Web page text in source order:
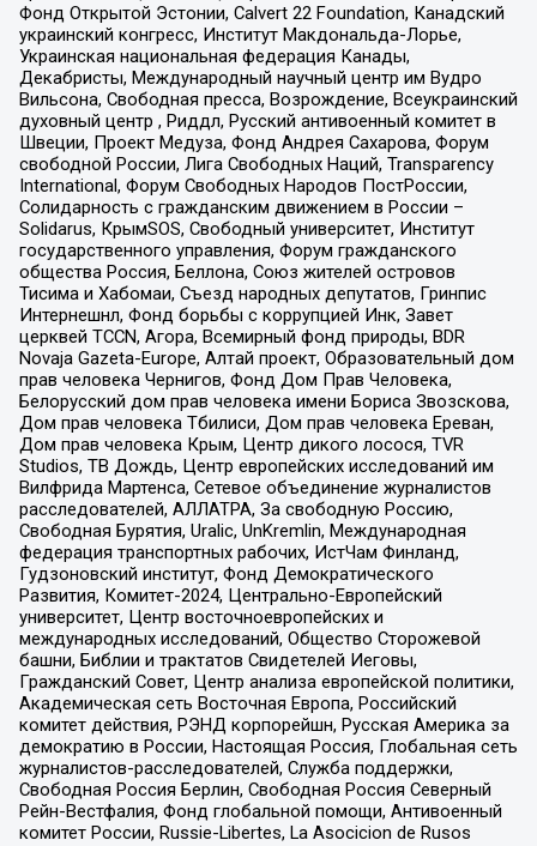
Фонд Открытой Эстонии, Calvert 22 Foundation, Канадский
украинский конгресс, Институт Макдональда-Лорье,
Украинская национальная федерация Канады,
Декабристы, Международный научный центр им Вудро
Вильсона, Свободная пресса, Возрождение, Всеукраинский
духовный центр , Риддл, Русский антивоенный комитет в
Швеции, Проект Медуза, Фонд Андрея Сахарова, Форум
свободной России, Лига Свободных Наций, Transparеncy
International, Форум Свободных Народов ПостРоссии,
Солидарность с гражданским движением в России –
Solidarus, КрымSOS, Свободный университет, Институт
государственного управления, Форум гражданского
общества Россия, Беллона, Союз жителей островов
Тисима и Хабомаи, Съезд народных депутатов, Гринпис
Интернешнл, Фонд борьбы с коррупцией Инк, Завет
церквей TCCN, Агора, Всемирный фонд природы, BDR
Novaja Gazeta-Europe, Алтай проект, Образовательный дом
прав человека Чернигов, Фонд Дом Прав Человека,
Белорусский дом прав человека имени Бориса Звозскова,
Дом прав человека Тбилиси, Дом прав человека Ереван,
Дом прав человека Крым, Центр дикого лосося, TVR
Studios, ТВ Дождь, Центр европейских исследований им
Вилфрида Мартенса, Сетевое объединение журналистов
расследователей, АЛЛАТРА, За свободную Россию,
Свободная Бурятия, Uralic, UnKremlin, Международная
федерация транспортных рабочих, ИстЧам Финланд,
Гудзоновский институт, Фонд Демократического
Развития, Комитет-2024, Центрально-Европейский
университет, Центр восточноевропейских и
международных исследований, Общество Сторожевой
башни, Библии и трактатов Свидетелей Иеговы,
Гражданский Совет, Центр анализа европейской политики,
Академическая сеть Восточная Европа, Российский
комитет действия, РЭНД корпорейшн, Русская Америка за
демократию в России, Настоящая Россия, Глобальная сеть
журналистов-расследователей, Служба поддержки,
Свободная Россия Берлин, Свободная Россия Северный
Рейн-Вестфалия, Фонд глобальной помощи, Антивоенный
комитет России, Russie-Libertes, La Asocicion de Rusos